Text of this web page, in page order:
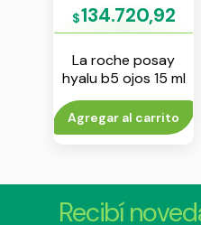
$134.720,92
La roche posay
hyalu b5 ojos 15 ml
Agregar al carrito
Recibí